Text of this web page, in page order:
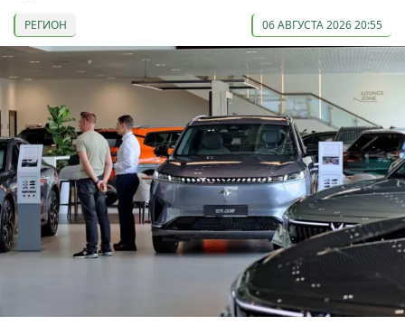
РЕГИОН 06 АВГУСТА 2026 20:55